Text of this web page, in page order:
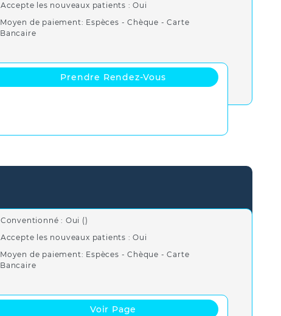
Accepte les nouveaux patients : Oui
Moyen de paiement: Espèces - Chèque - Carte
Bancaire
Prendre Rendez-Vous
Conventionné : Oui ()
Accepte les nouveaux patients : Oui
Moyen de paiement: Espèces - Chèque - Carte
Bancaire
Voir Page